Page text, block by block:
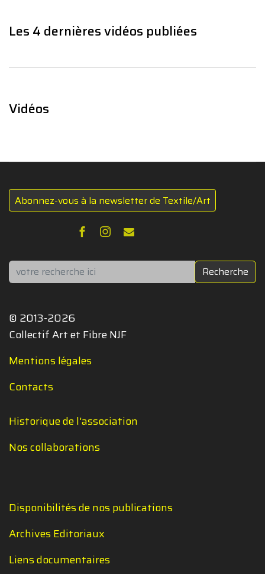
Les 4 dernières vidéos publiées
Vidéos
Abonnez-vous à la newsletter de Textile/Art
Rechercher Recherche
© 2013-2026
Collectif Art et Fibre NJF
Mentions légales
Contacts
Historique de l'association
Nos collaborations
Disponibilités de nos publications
Archives Editoriaux
Liens documentaires